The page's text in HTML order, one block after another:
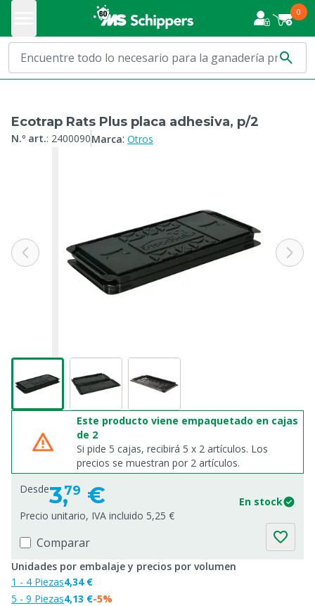
0
Ecotrap Rats Plus placa adhesiva, p/2
N.º art.: 2400090Marca: Otros
Este producto viene empaquetado en cajas
de 2
Si pide 5 cajas, recibirá 5 x 2 artículos. Los
precios se muestran por 2 artículos.
Desde3,79 €
En stock
Precio unitario, IVA incluido 5,25 €
Comparar
Unidades por embalaje y precios por volumen
1 - 4 Piezas
5 - 9 Piezas
4,34 €
4,13 €-5%